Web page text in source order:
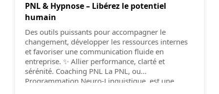
PNL & Hypnose – Libérez le potentiel
humain
Des outils puissants pour accompagner le
changement, développer les ressources internes
et favoriser une communication fluide en
entreprise. ✨ Allier performance, clarté et
sérénité. ​Coaching PNL La PNL, ou
Programmation Neuro-Linguistique, est une